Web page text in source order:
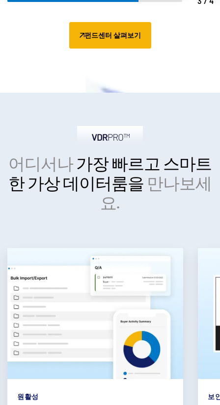
펀드센터 살펴보기
어디서나가장 빠르고 스마트
한가상 데이터룸을 만나보세
요.
보안 간